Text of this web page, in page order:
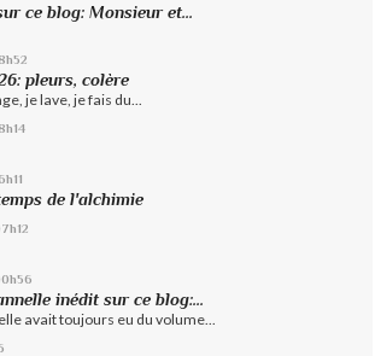
ce blog: Monsieur et...
pleurs, colère
je lave, je fais du...
de l'alchimie
inédit sur ce blog:...
avait toujours eu du volume...